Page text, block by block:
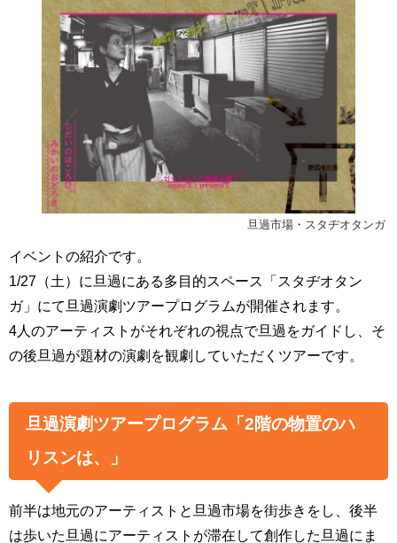
旦過市場・スタヂオタンガ
イベントの紹介です。
1/27（土）に旦過にある多目的スペース「スタヂオタン
ガ」にて旦過演劇ツアープログラムが開催されます。
4人のアーティストがそれぞれの視点で旦過をガイドし、そ
の後旦過が題材の演劇を観劇していただくツアーです。
旦過演劇ツアープログラム「2階の物置のハ
リスンは、」
前半は地元のアーティストと旦過市場を街歩きをし、後半
は歩いた旦過にアーティストが滞在して創作した旦過にま